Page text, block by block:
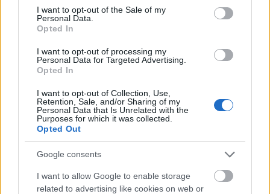
consent section.
I want to opt-out of the Sale of my
Personal Data.
Opted In
I want to opt-out of processing my
Personal Data for Targeted Advertising.
Opted In
I want to opt-out of Collection, Use,
Retention, Sale, and/or Sharing of my
Personal Data that Is Unrelated with the
Purposes for which it was collected.
Opted Out
Google consents
I want to allow Google to enable storage
related to advertising like cookies on web or
Visszaemlékezett arra is, hogy a több mint tíz évig
működő Evangélium Színház vezető színésze volt,
évenként két bemutatót tartottak. "Az István király
életem egyik legnagyobb szerepe" - idézte fel Sík
Sándor művét.
Kedves szerepei között említette Trisztánt és
Cyranót. "Annyira szerettem őket, hogy a mai napig,
ötven év elteltével is tudok részleteket mondani a
darabból" - mondta. Amit élvezettel tanul az ember,
azt nehezen felejti el - vélekedett.